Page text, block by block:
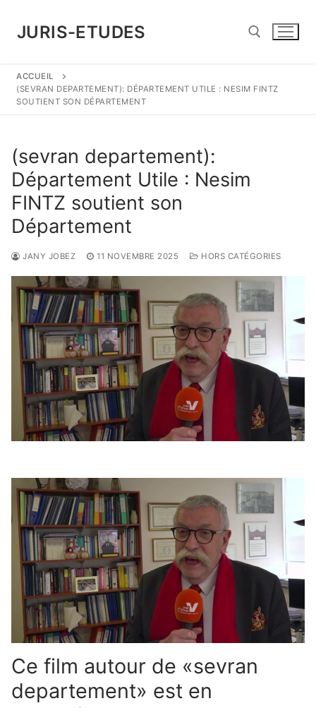
contenu
JURIS-ETUDES
Rechercher :
ACCUEIL
(SEVRAN DEPARTEMENT): DÉPARTEMENT UTILE : NESIM FINTZ
SOUTIENT SON DÉPARTEMENT
(sevran departement):
Département Utile : Nesim
FINTZ soutient son
Département
JANY JOBEZ 11 NOVEMBRE 2025 HORS CATÉGORIES
Ce film autour de «sevran
departement» est en